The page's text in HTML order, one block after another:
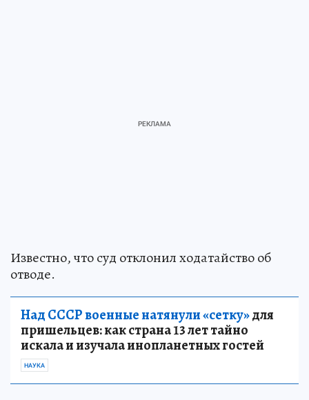
Известно, что суд отклонил ходатайство об
отводе.
Над СССР военные натянули «сетку»для
пришельцев: как страна 13 лет тайно
искала и изучала инопланетных гостей
НАУКА